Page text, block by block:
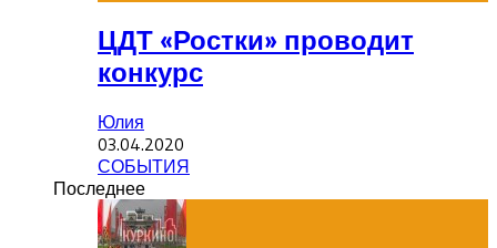
ЦДТ «Ростки» проводит
конкурс
Юлия
03.04.2020
СОБЫТИЯ
Последнее